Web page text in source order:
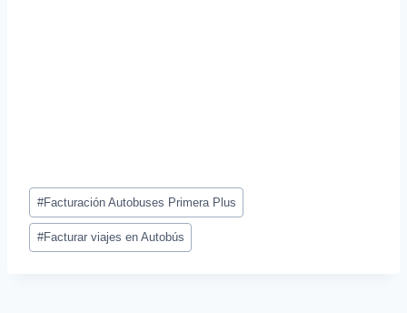
Etiquetas
de
la
#Facturación Autobuses Primera Plus
#Facturar viajes en Autobús